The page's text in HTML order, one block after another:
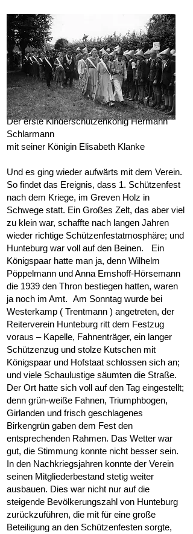
Der erste Kinderschützenkönig Hermann
Schlarmann
mit seiner Königin Elisabeth Klanke
Und es ging wieder aufwärts mit dem Verein.
So findet das Ereignis, dass 1. Schützenfest
nach dem Kriege, im Greven Holz in
Schwege statt. Ein Großes Zelt, das aber viel
zu klein war, schaffte nach langen Jahren
wieder richtige Schützenfestatmosphäre; und
Hunteburg war voll auf den Beinen. Ein
Königspaar hatte man ja, denn Wilhelm
Pöppelmann und Anna Emshoff-Hörsemann
die 1939 den Thron bestiegen hatten, waren
ja noch im Amt. Am Sonntag wurde bei
Westerkamp ( Trentmann ) angetreten, der
Reiterverein Hunteburg ritt dem Festzug
voraus – Kapelle, Fahnenträger, ein langer
Schützenzug und stolze Kutschen mit
Königspaar und Hofstaat schlossen sich an;
und viele Schaulustige säumten die Straße.
Der Ort hatte sich voll auf den Tag eingestellt;
denn grün-weiße Fahnen, Triumphbogen,
Girlanden und frisch geschlagenes
Birkengrün gaben dem Fest den
entsprechenden Rahmen. Das Wetter war
gut, die Stimmung konnte nicht besser sein.
In den Nachkriegsjahren konnte der Verein
seinen Mitgliederbestand stetig weiter
ausbauen. Dies war nicht nur auf die
steigende Bevölkerungszahl von Hunteburg
zurückzuführen, die mit für eine große
Beteiligung an den Schützenfesten sorgte,